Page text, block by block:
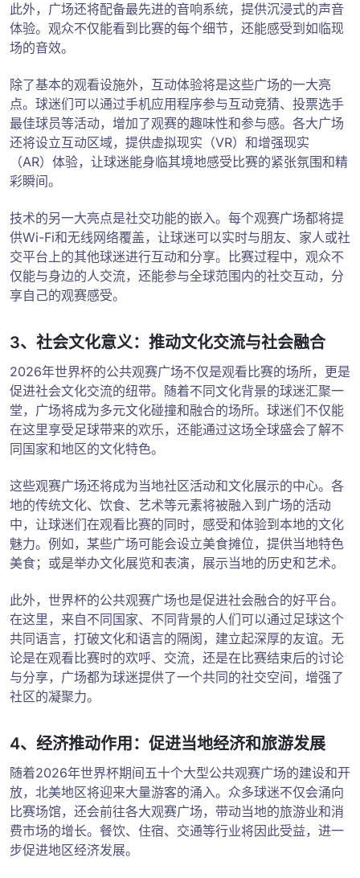
此外，广场还将配备最先进的音响系统，提供沉浸式的声音
体验。观众不仅能看到比赛的每个细节，还能感受到如临现
场的音效。
除了基本的观看设施外，互动体验将是这些广场的一大亮
点。球迷们可以通过手机应用程序参与互动竞猜、投票选手
最佳球员等活动，增加了观赛的趣味性和参与感。各大广场
还将设立互动区域，提供虚拟现实（VR）和增强现实
（AR）体验，让球迷能身临其境地感受比赛的紧张氛围和精
彩瞬间。
技术的另一大亮点是社交功能的嵌入。每个观赛广场都将提
供Wi-Fi和无线网络覆盖，让球迷可以实时与朋友、家人或社
交平台上的其他球迷进行互动和分享。比赛过程中，观众不
仅能与身边的人交流，还能参与全球范围内的社交互动，分
享自己的观赛感受。
3、社会文化意义：推动文化交流与社会融合
2026年世界杯的公共观赛广场不仅是观看比赛的场所，更是
促进社会文化交流的纽带。随着不同文化背景的球迷汇聚一
堂，广场将成为多元文化碰撞和融合的场所。球迷们不仅能
在这里享受足球带来的欢乐，还能通过这场全球盛会了解不
同国家和地区的文化特色。
这些观赛广场还将成为当地社区活动和文化展示的中心。各
地的传统文化、饮食、艺术等元素将被融入到广场的活动
中，让球迷们在观看比赛的同时，感受和体验到本地的文化
魅力。例如，某些广场可能会设立美食摊位，提供当地特色
美食；或是举办文化展览和表演，展示当地的历史和艺术。
此外，世界杯的公共观赛广场也是促进社会融合的好平台。
在这里，来自不同国家、不同背景的人们可以通过足球这个
共同语言，打破文化和语言的隔阂，建立起深厚的友谊。无
论是在观看比赛时的欢呼、交流，还是在比赛结束后的讨论
与分享，广场都为球迷提供了一个共同的社交空间，增强了
社区的凝聚力。
4、经济推动作用：促进当地经济和旅游发展
随着2026年世界杯期间五十个大型公共观赛广场的建设和开
放，北美地区将迎来大量游客的涌入。众多球迷不仅会涌向
比赛场馆，还会前往各大观赛广场，带动当地的旅游业和消
费市场的增长。餐饮、住宿、交通等行业将因此受益，进一
步促进地区经济发展。